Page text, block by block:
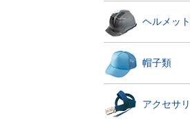
ヘルメッ
帽子類
アクセサリ